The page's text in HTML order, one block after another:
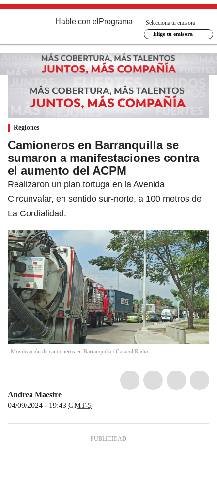
Hable con el Programa
Selecciona tu emisora
Elige tu emisora
Regiones
Camioneros en Barranquilla se
sumaron a manifestaciones contra
el aumento del ACPM
Realizaron un plan tortuga en la Avenida
Circunvalar, en sentido sur-norte, a 100 metros de
La Cordialidad.
Movilización de camioneros en Barranquilla / Caracol Radio
Andrea Maestre
04/09/2024 - 19:43 GMT-5